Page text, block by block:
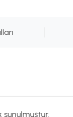
sunulmuştur.